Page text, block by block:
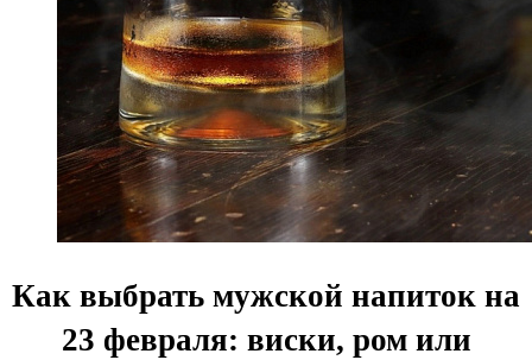
Как выбрать мужской напиток на
23 февраля: виски, ром или